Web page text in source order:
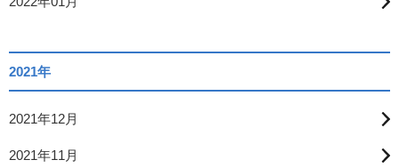
2021年
2021年12月
2021年11月